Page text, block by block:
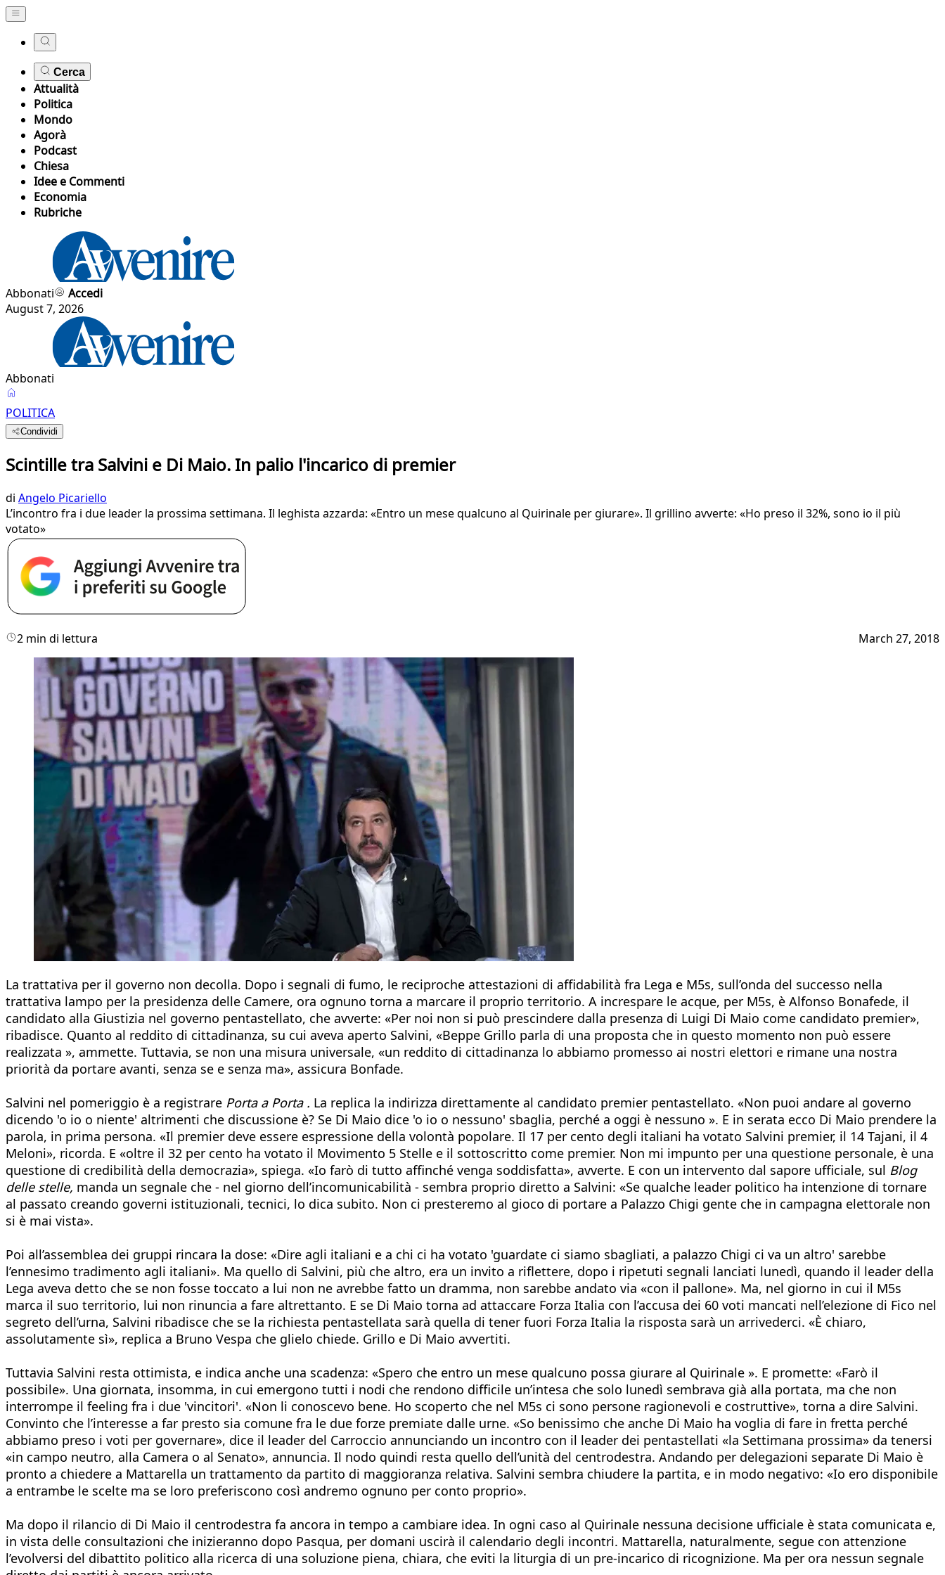
Cerca
Attualità
Politica
Mondo
Agorà
Podcast
Chiesa
Idee e Commenti
Economia
Rubriche
Abbonati
Accedi
August 7, 2026
Abbonati
POLITICA
Condividi
Scintille tra Salvini e Di Maio. In palio l'incarico di premier
di Angelo Picariello
L’incontro fra i due leader la prossima settimana. Il leghista azzarda: «Entro un mese qualcuno al Quirinale per giurare». Il grillino avverte: «Ho preso il 32%, sono io il più
votato»
2 min di lettura March 27, 2018
La trattativa per il governo non decolla. Dopo i segnali di fumo, le reciproche attestazioni di affidabilità fra Lega e M5s, sull’onda del successo nella
trattativa lampo per la presidenza delle Camere, ora ognuno torna a marcare il proprio territorio. A increspare le acque, per M5s, è Alfonso Bonafede, il
candidato alla Giustizia nel governo pentastellato, che avverte: «Per noi non si può prescindere dalla presenza di Luigi Di Maio come candidato premier»,
ribadisce. Quanto al reddito di cittadinanza, su cui aveva aperto Salvini, «Beppe Grillo parla di una proposta che in questo momento non può essere
realizzata », ammette. Tuttavia, se non una misura universale, «un reddito di cittadinanza lo abbiamo promesso ai nostri elettori e rimane una nostra
priorità da portare avanti, senza se e senza ma», assicura Bonfade.
Salvini nel pomeriggio è a registrare Porta a Porta . La replica la indirizza direttamente al candidato premier pentastellato. «Non puoi andare al governo
dicendo 'o io o niente' altrimenti che discussione è? Se Di Maio dice 'o io o nessuno' sbaglia, perché a oggi è nessuno ». E in serata ecco Di Maio prendere la
parola, in prima persona. «Il premier deve essere espressione della volontà popolare. Il 17 per cento degli italiani ha votato Salvini premier, il 14 Tajani, il 4
Meloni», ricorda. E «oltre il 32 per cento ha votato il Movimento 5 Stelle e il sottoscritto come premier. Non mi impunto per una questione personale, è una
questione di credibilità della democrazia», spiega. «Io farò di tutto affinché venga soddisfatta», avverte. E con un intervento dal sapore ufficiale, sul Blog
delle stelle, manda un segnale che - nel giorno dell’incomunicabilità - sembra proprio diretto a Salvini: «Se qualche leader politico ha intenzione di tornare
al passato creando governi istituzionali, tecnici, lo dica subito. Non ci presteremo al gioco di portare a Palazzo Chigi gente che in campagna elettorale non
si è mai vista».
Poi all’assemblea dei gruppi rincara la dose: «Dire agli italiani e a chi ci ha votato 'guardate ci siamo sbagliati, a palazzo Chigi ci va un altro' sarebbe
l’ennesimo tradimento agli italiani». Ma quello di Salvini, più che altro, era un invito a riflettere, dopo i ripetuti segnali lanciati lunedì, quando il leader della
Lega aveva detto che se non fosse toccato a lui non ne avrebbe fatto un dramma, non sarebbe andato via «con il pallone». Ma, nel giorno in cui il M5s
marca il suo territorio, lui non rinuncia a fare altrettanto. E se Di Maio torna ad attaccare Forza Italia con l’accusa dei 60 voti mancati nell’elezione di Fico nel
segreto dell’urna, Salvini ribadisce che se la richiesta pentastellata sarà quella di tener fuori Forza Italia la risposta sarà un arrivederci. «È chiaro,
assolutamente sì», replica a Bruno Vespa che glielo chiede. Grillo e Di Maio avvertiti.
Tuttavia Salvini resta ottimista, e indica anche una scadenza: «Spero che entro un mese qualcuno possa giurare al Quirinale ». E promette: «Farò il
possibile». Una giornata, insomma, in cui emergono tutti i nodi che rendono difficile un’intesa che solo lunedì sembrava già alla portata, ma che non
interrompe il feeling fra i due 'vincitori'. «Non li conoscevo bene. Ho scoperto che nel M5s ci sono persone ragionevoli e costruttive», torna a dire Salvini.
Convinto che l’interesse a far presto sia comune fra le due forze premiate dalle urne. «So benissimo che anche Di Maio ha voglia di fare in fretta perché
abbiamo preso i voti per governare», dice il leader del Carroccio annunciando un incontro con il leader dei pentastellati «la Settimana prossima» da tenersi
«in campo neutro, alla Camera o al Senato», annuncia. Il nodo quindi resta quello dell’unità del centrodestra. Andando per delegazioni separate Di Maio è
pronto a chiedere a Mattarella un trattamento da partito di maggioranza relativa. Salvini sembra chiudere la partita, e in modo negativo: «Io ero disponibile
a entrambe le scelte ma se loro preferiscono così andremo ognuno per conto proprio».
Ma dopo il rilancio di Di Maio il centrodestra fa ancora in tempo a cambiare idea. In ogni caso al Quirinale nessuna decisione ufficiale è stata comunicata e,
in vista delle consultazioni che inizieranno dopo Pasqua, per domani uscirà il calendario degli incontri. Mattarella, naturalmente, segue con attenzione
l’evolversi del dibattito politico alla ricerca di una soluzione piena, chiara, che eviti la liturgia di un pre-incarico di ricognizione. Ma per ora nessun segnale